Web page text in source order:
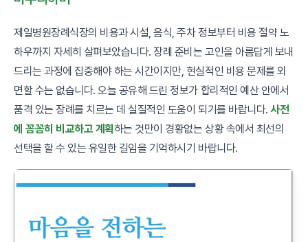
제일병원장례식장의 비용과 시설, 음식, 주차 정보부터 비용 절약 노
하우까지 자세히 살펴보았습니다. 장례 준비는 고인을 아름답게 보내
드리는 과정에 집중해야 하는 시간이지만, 현실적인 비용 문제를 외
면할 수는 없습니다. 오늘 공유해 드린 정보가 합리적인 예산 안에서
품격 있는 장례를 치르는 데 실질적인 도움이 되기를 바랍니다.사전
에 꼼꼼히 비교하고 계획하는 것만이 경황없는 상황 속에서 최선의
선택을 할 수 있는 유일한 길임을 기억하시기 바랍니다.